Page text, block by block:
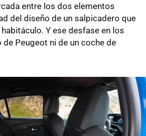
entre los dos elementos
del diseño de un salpicadero que
Y ese desfase en los
Peugeot ni de un coche de